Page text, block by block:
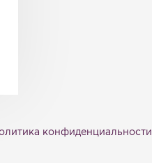
конфиденциальности